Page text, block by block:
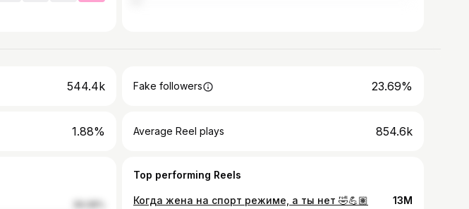
544.4k Fake followers 23.69%
1.88% Average Reel plays 854.6k
Top performing Reels
Когда жена на спорт режиме, а ты нет 🤣💪🏽 13M